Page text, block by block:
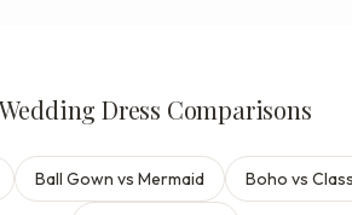
Dress Comparisons
Ball Gown vs Mermaid Boho vs